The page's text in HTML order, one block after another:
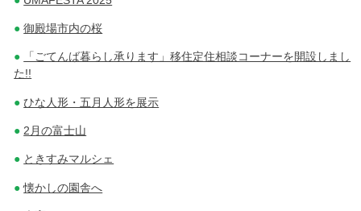
御殿場市内の桜
「ごてんば暮らし承ります」移住定住相談コーナーを開設しまし
た!!
ひな人形・五月人形を展示
2月の富士山
ときすみマルシェ
懐かしの園舎へ